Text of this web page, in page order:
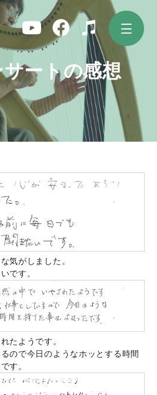
ートの感想
気がしました。
です。
たようです。
ので今日のようなホッとする時間
す。